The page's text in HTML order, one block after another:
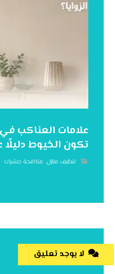
علامات العناكب في
تكون الخيوط دليلًا
تنظيف منازل, مكافحة حشرات
لا يوجد تعليق